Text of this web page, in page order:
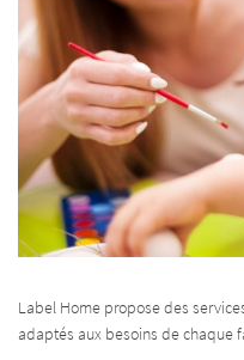
Label Home propose des
adaptés aux besoins de chaque